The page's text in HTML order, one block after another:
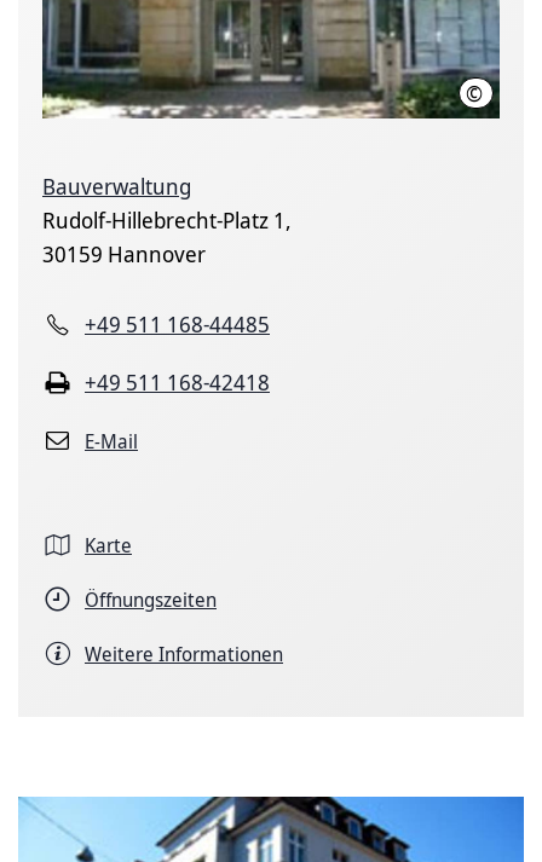
©
Bauverwaltung
Rudolf-Hillebrecht-Platz 1,
30159 Hannover
+49 511 168-44485
+49 511 168-42418
E-Mail
Karte
Öffnungszeiten
Weitere Informationen